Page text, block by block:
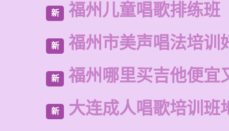
新 福州儿童唱歌排练班
新 福州市美声唱法培训
新 福州哪里买吉他便宜
新 大连成人唱歌培训班